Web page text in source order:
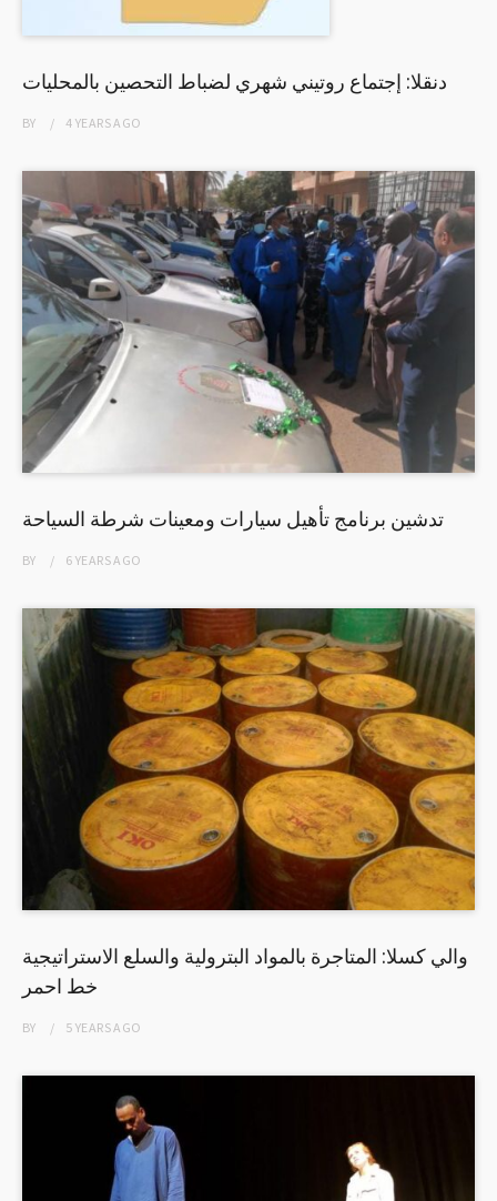
دنقلا: إجتماع روتيني شهري لضباط التحصين بالمحليات
BY 4 YEARSAGO
تدشين برنامج تأهيل سيارات ومعينات شرطة السياحة
BY 6 YEARSAGO
والي كسلا: المتاجرة بالمواد البترولية والسلع الاستراتيجية
خط احمر
BY 5 YEARSAGO